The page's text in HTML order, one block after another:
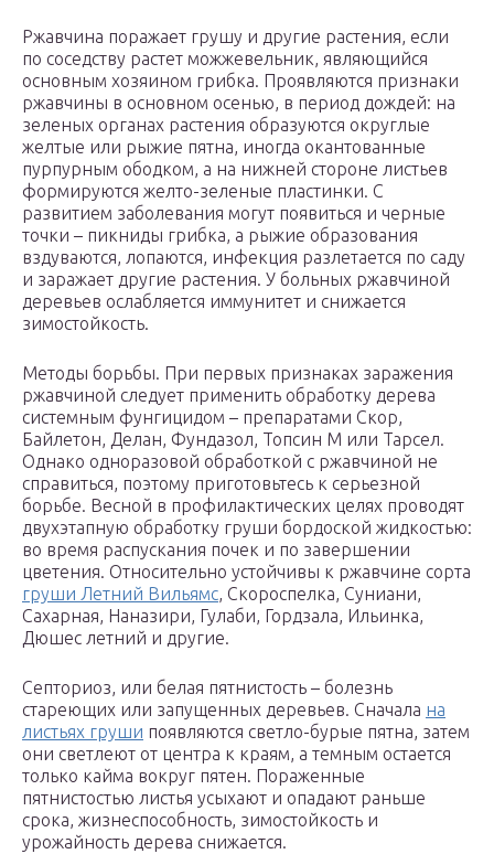
Ржавчина поражает грушу и другие растения, если
по соседству растет можжевельник, являющийся
основным хозяином грибка. Проявляются признаки
ржавчины в основном осенью, в период дождей: на
зеленых органах растения образуются округлые
желтые или рыжие пятна, иногда окантованные
пурпурным ободком, а на нижней стороне листьев
формируются желто-зеленые пластинки. С
развитием заболевания могут появиться и черные
точки – пикниды грибка, а рыжие образования
вздуваются, лопаются, инфекция разлетается по саду
и заражает другие растения. У больных ржавчиной
деревьев ослабляется иммунитет и снижается
зимостойкость.
Методы борьбы. При первых признаках заражения
ржавчиной следует применить обработку дерева
системным фунгицидом – препаратами Скор,
Байлетон, Делан, Фундазол, Топсин М или Тарсел.
Однако одноразовой обработкой с ржавчиной не
справиться, поэтому приготовьтесь к серьезной
борьбе. Весной в профилактических целях проводят
двухэтапную обработку груши бордоской жидкостью:
во время распускания почек и по завершении
цветения. Относительно устойчивы к ржавчине сорта
груши Летний Вильямс, Скороспелка, Суниани,
Сахарная, Наназири, Гулаби, Гордзала, Ильинка,
Дюшес летний и другие.
Септориоз, или белая пятнистость – болезнь
стареющих или запущенных деревьев. Сначала на
листьях груши появляются светло-бурые пятна, затем
они светлеют от центра к краям, а темным остается
только кайма вокруг пятен. Пораженные
пятнистостью листья усыхают и опадают раньше
срока, жизнеспособность, зимостойкость и
урожайность дерева снижается.